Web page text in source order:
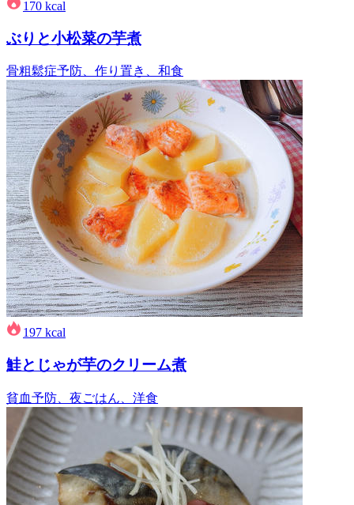
170 kcal
ぶりと小松菜の芋煮
骨粗鬆症予防、作り置き、和食
197 kcal
鮭とじゃが芋のクリーム煮
貧血予防、夜ごはん、洋食